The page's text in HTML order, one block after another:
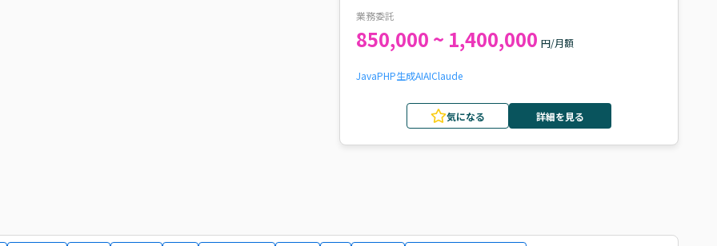
シニアSE案件
業務委託
850,000 ~ 1,400,000 円/月額
JavaPHP生成AIAIClaude
気になる 詳細を見る